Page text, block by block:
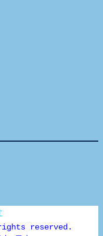
reserved.